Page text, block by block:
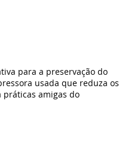
para a preservação do
usada que reduza os
práticas amigas do